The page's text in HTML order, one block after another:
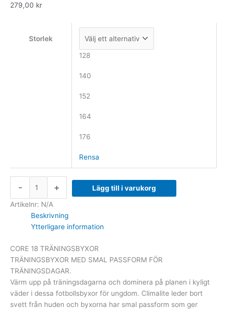
279,00 kr
Storlek
128
140
152
164
176
Rensa
-
mängd
+ Lägg till i varukorg
Artikelnr: N/A
Beskrivning
Ytterligare information
CORE 18 TRÄNINGSBYXOR
TRÄNINGSBYXOR MED SMAL PASSFORM FÖR
TRÄNINGSDAGAR.
Värm upp på träningsdagarna och dominera på planen i kyligt
väder i dessa fotbollsbyxor för ungdom. Climalite leder bort
svett från huden och byxorna har smal passform som ger